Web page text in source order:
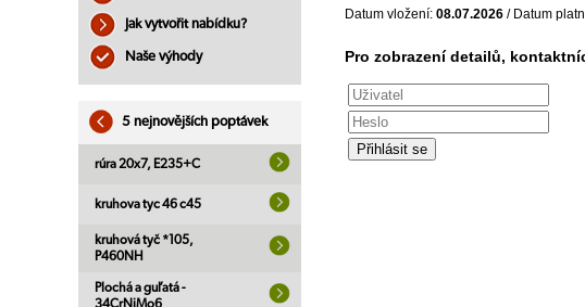
Jak vytvořit nabídku?
Naše výhody
5 nejnovějších poptávek
rúra 20x7, E235+C
kruhova tyc 46 c45
kruhová tyč *105,
P460NH
Plochá a guľatá -
34CrNiMo6
Datum vložení: 08.07.2026 / Datum
Pro zobrazení detailů,